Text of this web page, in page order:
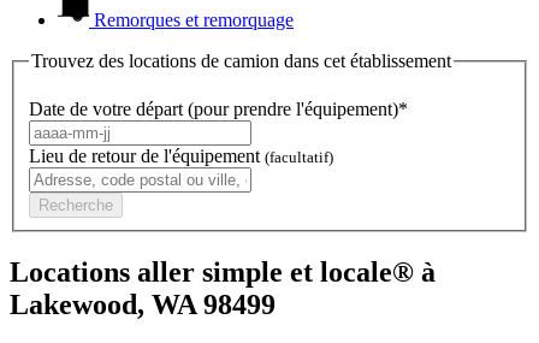
Remorques et remorquage
Trouvez des locations de camion dans cet établissement
Date de votre départ (pour prendre l'équipement)*
Lieu de retour de l'équipement (facultatif)
Recherche
Locations aller simple et locale® à
Lakewood, WA 98499